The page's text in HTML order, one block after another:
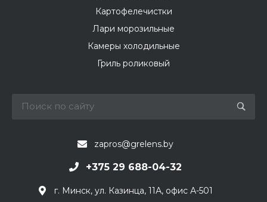
Картофелечистки
Лари морозильные
Камеры холодильные
Гриль роликовый
zapros@grelens.by
+375 29 688-04-32
г. Минск, ул. Казинца, 11А, офис А-501